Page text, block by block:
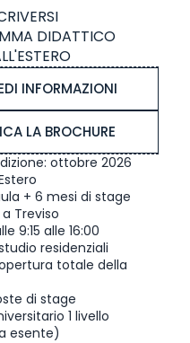
DIDATTICO
INFORMAZIONI
LA BROCHURE
ottobre 2026
+ 6 mesi di stage
Treviso
9:15 alle 16:00
residenziali
totale della
di stage
1 livello
esente)